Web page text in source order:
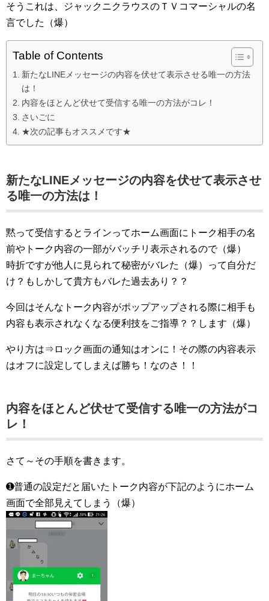
そうこれは、ジャックニクラウスのＴＶコマーシャルの名
言でした（爆）
Table of Contents
新たなLINEメッセージの内容を伏せて表示させる唯一の方法
は！
内容をほとんど伏せて受信する唯一の方法がコレ！
さいごに
★次の記事もオススメです★
新たなLINEメッセージの内容を伏せて表示させ
る唯一の方法は！
黙って受信するとラインってホーム画面にトーク相手の名
前やトーク内容の一部がバッチリ表示されるので（爆）
時折ですが他人に見られて秘密がバレた（爆）って自分だ
け？もしかして貴方もバレた過去あり？？
今回はそんなトーク内容がポップアップされる際に相手も
内容も表示されなくなる便利技をご指導？？します（爆）
やり方は⇒ロック画面の通知はオンに！その際の内容表示
はオフに設定してしまえば勝ち！なのさ！！
内容をほとんど伏せて受信する唯一の方法がコ
レ！
さて～その手順を書きます。
➊普通の設定だと届いたトーク内容が下記のようにホーム
画面で全部見えてしまう（爆）